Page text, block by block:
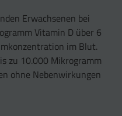
Erwachsenen bei
Vitamin D über 6
im Blut.
zu 10.000 Mikrogramm
ohne Nebenwirkungen